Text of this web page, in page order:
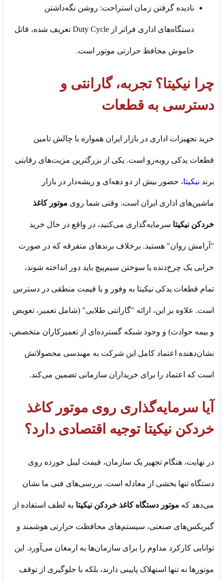
نادیده گرفتن زمان استراحت: روشن نگه‌داشتن
دستگاه‌های اداری فراتر از Duty Cycle تعریف شده، قاتل
خاموش محافظ حرارتی موتور است.
چرا نیکیتا؟ تجربه، گارانتی و
دسترسی به قطعات
خرید تجهیزات اداری در بازار ایران همواره با چالش تامین
قطعات یدکی روبه‌رو است. یکی از بزرگترین مزیت‌های رقابتی
برند نیکیتا، حضور بیش از دو دهه‌ای و ریشه‌دار در بازار
ماشین‌های اداری ایران است. وقتی شما روی موتور کاغذ
خردکن نیکیتا سرمایه‌گذاری می‌کنید، در واقع در حال خرید
"آرامش روان" هستید. برخلاف برندهای متفرقه که در صورت
خرابی یک چرخ‌دنده یا سوختن سیم‌پیچ باید دور انداخته شوند،
تمام قطعات یدکی نیکیتا به وفور و با قیمت منطقی در دسترس
است. علاوه بر این، ارائه "گارانتی طلایی" (شامل تعمیر، تعویض
و بیمه حوادث) و وجود شبکه گسترده‌ای از تعمیرکاران متخصص،
نشان‌دهنده اعتماد کامل این شرکت به مهندسی محصولاتش
است که اعتماد را برای خریداران سازمانی تضمین می‌کند.
آیا سرمایه‌گذاری روی موتور کاغذ
خردکن نیکیتا توجیه اقتصادی دارد؟
در نهایت، هنگام تجهیز یک سازمان، قیمت لیبل خورده روی
دستگاه تنها بخشی از معادله است. بررسی‌های فنی ما نشان
می‌دهد که موتور دستگاه کاغذ خردکن نیکیتا به لطف استفاده از
گیربکس‌های صنعتی، سیستم‌های محافظت حرارتی هوشمند و
توانایی کارکرد مداوم را برای سازمان‌ها به ارمغان می‌آورد. این
موتورها نه تنها استهلاک پایینی دارند، بلکه با جلوگیری از توقف